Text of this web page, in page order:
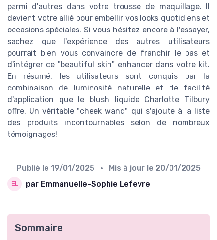
parmi d'autres dans votre trousse de maquillage. Il
devient votre allié pour embellir vos looks quotidiens et
occasions spéciales. Si vous hésitez encore à l'essayer,
sachez que l'expérience des autres utilisateurs
pourrait bien vous convaincre de franchir le pas et
d'intégrer ce "beautiful skin" enhancer dans votre kit.
En résumé, les utilisateurs sont conquis par la
combinaison de luminosité naturelle et de facilité
d'application que le blush liquide Charlotte Tilbury
offre. Un véritable "cheek wand" qui s'ajoute à la liste
des produits incontournables selon de nombreux
témoignages!
Publié le 19/01/2025 • Mis à jour le 20/01/2025
par Emmanuelle-Sophie Lefevre
Sommaire